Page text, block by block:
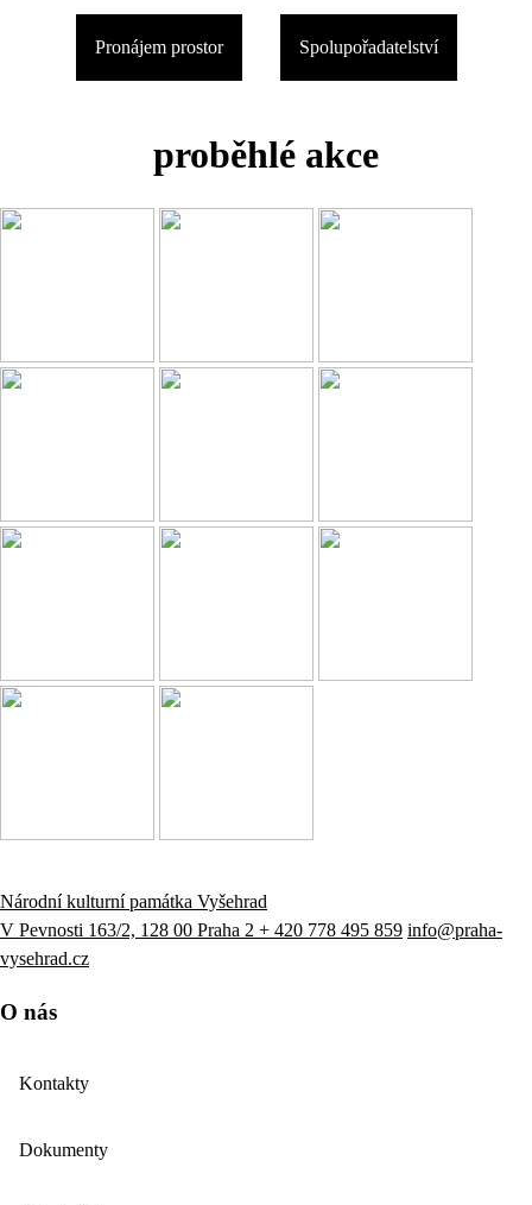
Pronájem prostor Spolupořadatelství
proběhlé akce
Národní kulturní památka Vyšehrad
V Pevnosti 163/2, 128 00 Praha 2 + 420 778 495 859 info@praha-
vysehrad.cz
O nás
Kontakty
Dokumenty